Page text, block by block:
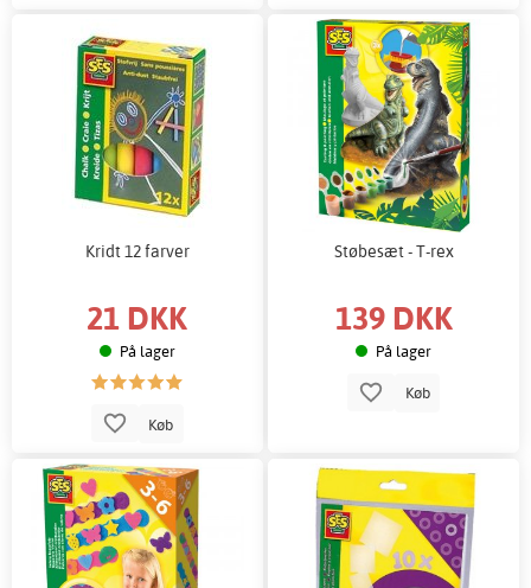
Kridt 12 farver
21 DKK
På lager
Køb
Støbesæt - T-rex
139 DKK
På lager
Køb